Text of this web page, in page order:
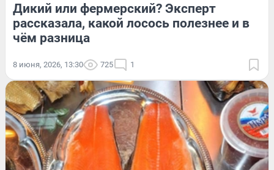
Дикий или фермерский? Эксперт
рассказала, какой лосось полезнее и в
чём разница
8 июня, 2026, 13:30 725 1